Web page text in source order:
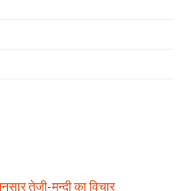
तेजी-मन्दी का विचार